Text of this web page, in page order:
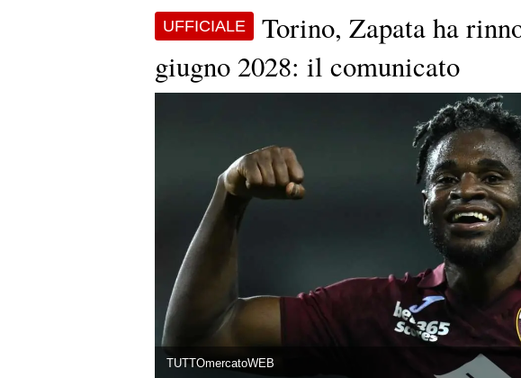
UFFICIALE
Torino, Zapata ha
giugno 2028: il comunicato
TUTTOmercatoWEB